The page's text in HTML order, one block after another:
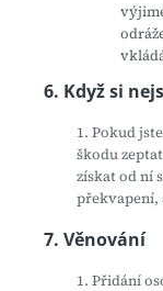
6. Když si
1. Pokud
škodu
získat od ní
překvapení,
7. Věnování
1. Přidání